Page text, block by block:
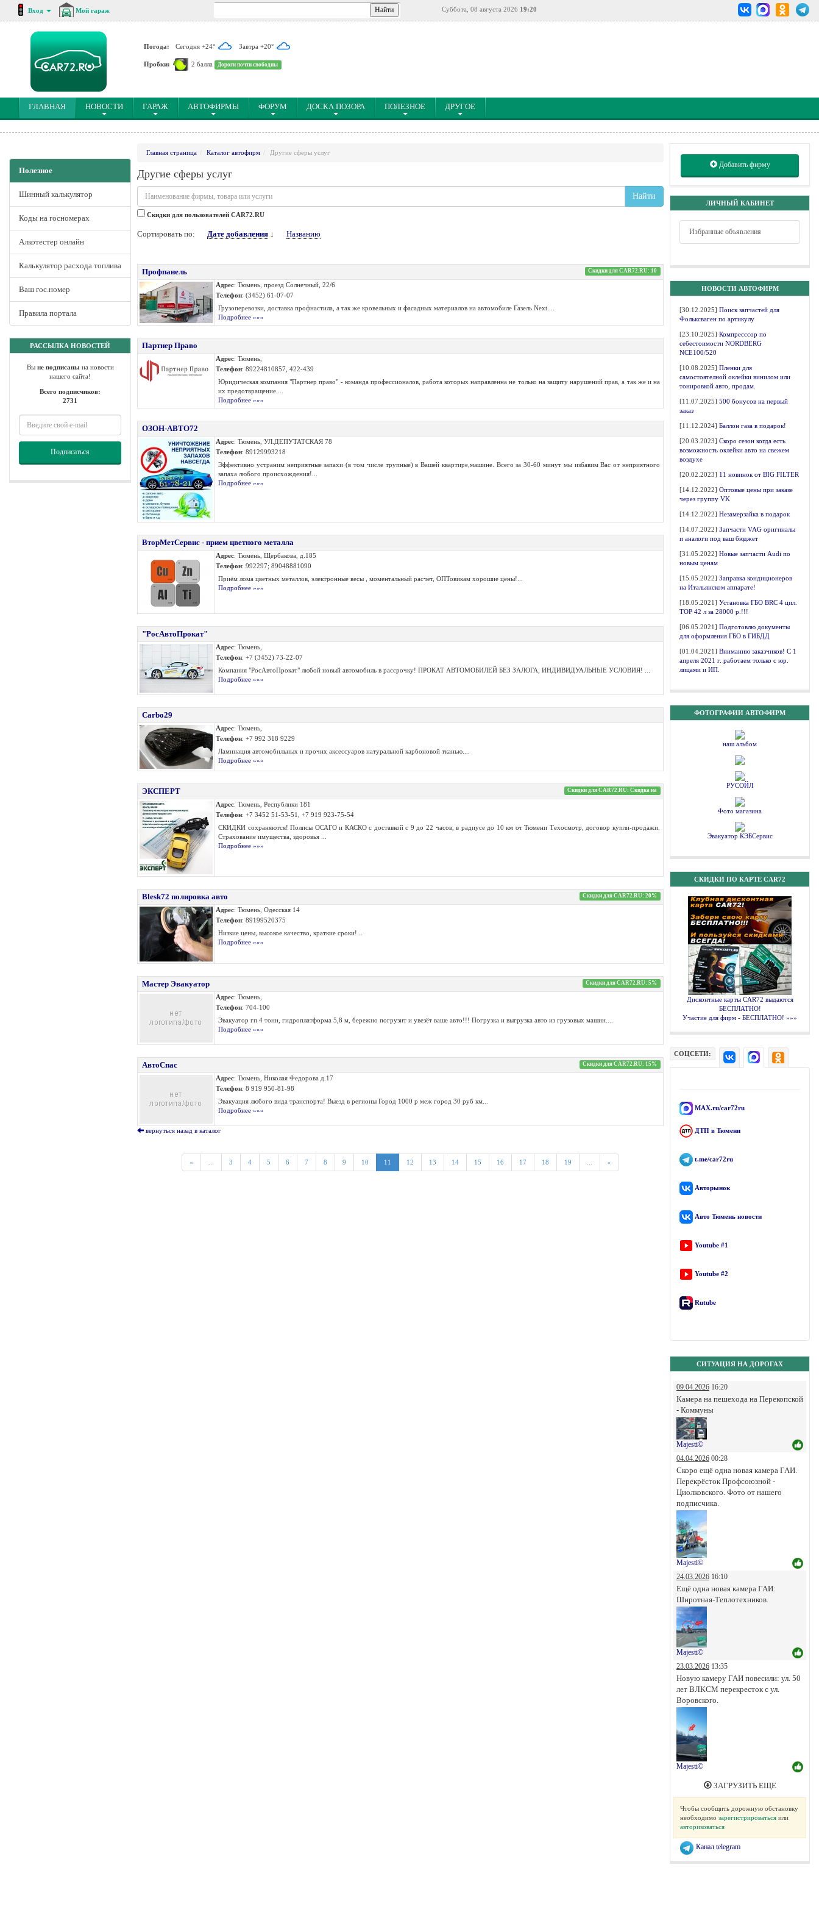
Вход Мой гараж Суббота, 08 августа 2026 19:20
Погода: Сегодня +24° Завтра +20°
Пробки: 2 балла Дороги почти свободны
ГЛАВНАЯ(CURRENT)
НОВОСТИ ГАРАЖ АВТОФИРМЫ ФОРУМ ДОСКА ПОЗОРА ПОЛЕЗНОЕ ДРУГОЕ
Полезное
Шинный калькулятор
Коды на госномерах
Алкотестер онлайн
Калькулятор расхода топлива
Ваш гос.номер
Правила портала
РАССЫЛКА НОВОСТЕЙ
Вы не подписанына новости
нашего сайта!
Всего подписчиков:
2731
Подписаться
Добавить фирму
ЛИЧНЫЙ КАБИНЕТ
Избранные объявления
НОВОСТИ АВТОФИРМ
[30.12.2025] Поиск запчастей для
Фольксваген по артикулу
[23.10.2025] Компресссор по
себестоимости NORDBERG
NCE100/520
[10.08.2025] Пленки для
самостоятелной оклейки винилом или
тонировкой авто, продам.
[11.07.2025] 500 бонусов на первый
заказ
[11.12.2024] Баллон газа в подарок!
[20.03.2023] Скоро сезон когда есть
возможность оклейки авто на свежем
воздухе
[20.02.2023] 11 новинок от BIG FILTER
[14.12.2022] Оптовые цены при заказе
через группу VK
[14.12.2022] Незамерзайка в подарок
[14.07.2022] Запчасти VAG оригиналы
и аналоги под ваш бюджет
[31.05.2022] Новые запчасти Audi по
новым ценам
[15.05.2022] Заправка кондиционеров
на Итальянском аппарате!
[18.05.2021] Установка ГБО BRC 4 цил.
ТОР 42 л за 28000 р.!!!
[06.05.2021] Подготовлю документы
для оформления ГБО в ГИБДД
[01.04.2021] Вниманию заказчиков! С 1
апреля 2021 г. работаем только с юр.
лицами и ИП.
ФОТОГРАФИИ АВТОФИРМ
наш альбом
РУСОЙЛ
Фото магазина
Эвакуатор КЭБСервис
СКИДКИ ПО КАРТЕ CAR72
Дисконтные карты CAR72 выдаются
БЕСПЛАТНО!
Участие для фирм - БЕСПЛАТНО! »»»
СОЦСЕТИ:
MAX.ru/car72ru
ДТП в Тюмени
t.me/car72ru
Авторынок
Авто Тюмень новости
Youtube #1
Youtube #2
Rutube
СИТУАЦИЯ НА ДОРОГАХ
09.04.2026 16:20
Камера на пешехода на Перекопской
- Коммуны
Majesti©
04.04.2026 00:28
Скоро ещё одна новая камера ГАИ.
Перекрёсток Профсоюзной -
Циолковского. Фото от нашего
подписчика.
Majesti©
24.03.2026 16:10
Ещё одна новая камера ГАИ:
Широтная-Теплотехников.
Majesti©
23.03.2026 13:35
Новую камеру ГАИ повесили: ул. 50
лет ВЛКСМ перекресток с ул.
Воровского.
Majesti©
ЗАГРУЗИТЬ ЕЩЕ
Чтобы сообщить дорожную обстановку
необходимо зарегистрироваться или
авторизоваться
Канал telegram
Главная страница Каталог автофирм Другие сферы услуг
Другие сферы услуг
Найти
Cкидки для пользователей CAR72.RU
Сортировать по: Дате добавления ↓ Названию
Профпанель Скидки для CAR72.RU: 10
Адрес: Тюмень, проезд Солнечный, 22/6
Телефон: (3452) 61-07-07
Грузоперевозки, доставка профнастила, а так же кровельных и фасадных материалов на автомобиле Газель Next....
Подробнее »»»
Партнер Право
Адрес: Тюмень,
Телефон: 89224810857, 422-439
Юридическая компания "Партнер право" - команда профессионалов, работа которых направленна не только на защиту нарушений прав, а так же и на
их предотвращение....
Подробнее »»»
ОЗОН-АВТО72
Адрес: Тюмень, УЛ.ДЕПУТАТСКАЯ 78
Телефон: 89129993218
Эффективно устраним неприятные запахи (в том числе трупные) в Вашей квартире,машине. Всего за 30-60 минут мы избавим Вас от неприятного
запаха любого происхождения!...
Подробнее »»»
ВторМетСервис - прием цветного металла
Адрес: Тюмень, Щербакова, д.185
Телефон: 992297; 89048881090
Приём лома цветных металлов, электронные весы , моментальный расчет, ОПТовикам хорошие цены!...
Подробнее »»»
"РосАвтоПрокат"
Адрес: Тюмень,
Телефон: +7 (3452) 73-22-07
Компания "РосАвтоПрокат" любой новый автомобиль в рассрочку! ПРОКАТ АВТОМОБИЛЕЙ БЕЗ ЗАЛОГА, ИНДИВИДУАЛЬНЫЕ УСЛОВИЯ! ...
Подробнее »»»
Carbo29
Адрес: Тюмень,
Телефон: +7 992 318 9229
Ламинация автомобильных и прочих аксессуаров натуральной карбоновой тканью....
Подробнее »»»
ЭКСПЕРТ Скидки для CAR72.RU: Скидка на
Адрес: Тюмень, Республики 181
Телефон: +7 3452 51-53-51, +7 919 923-75-54
СКИДКИ сохраняются! Полисы ОСАГО и КАСКО с доставкой с 9 до 22 часов, в радиусе до 10 км от Тюмени Техосмотр, договор купли-продажи.
Страхование имущества, здоровья ...
Подробнее »»»
Blesk72 полировка авто Скидки для CAR72.RU: 20%
Адрес: Тюмень, Одесская 14
Телефон: 89199520375
Низкие цены, высокое качество, краткие сроки!...
Подробнее »»»
Мастер Эвакуатор Скидки для CAR72.RU: 5%
Адрес: Тюмень,
Телефон: 704-100
Эвакуатор гп 4 тонн, гидроплатформа 5,8 м, бережно погрузит и увезёт ваше авто!!! Погрузка и выгрузка авто из грузовых машин....
Подробнее »»»
АвтоСпас Скидки для CAR72.RU: 15%
Адрес: Тюмень, Николая Федорова д.17
Телефон: 8 919 950-81-98
Эвакуация любого вида транспорта! Выезд в регионы Город 1000 р меж город 30 руб км...
Подробнее »»»
вернуться назад в каталог
« 3 4 5 6 7 8 9 10 11 12 13 14 15 16 17 18 19 »